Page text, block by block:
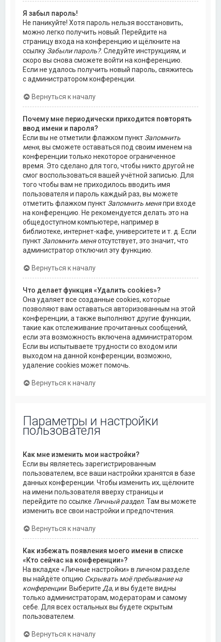
Я забыл пароль!
Не паникуйте! Хотя пароль нельзя восстановить,
можно легко получить новый. Перейдите на
страницу входа на конференцию и щёлкните на
ссылку Забыли пароль?. Следуйте инструкциям, и
скоро вы снова сможете войти на конференцию.
Если не удалось получить новый пароль, свяжитесь
с администратором конференции.
Вернуться к началу
Почему мне периодически приходится повторять
ввод имени и пароля?
Если вы не отметили флажком пункт Запомнить
меня, вы сможете оставаться под своим именем на
конференции только некоторое ограниченное
время. Это сделано для того, чтобы никто другой не
смог воспользоваться вашей учётной записью. Для
того чтобы вам не приходилось вводить имя
пользователя и пароль каждый раз, вы можете
отметить флажком пункт Запомнить меняпри входе
на конференцию. Не рекомендуется делать это на
общедоступном компьютере, например в
библиотеке, интернет-кафе, университете и т. д. Если
пункт Запомнить меняотсутствует, это значит, что
администратор отключил эту функцию.
Вернуться к началу
Что делает функция «Удалить cookies»?
Она удаляет все созданные cookies, которые
позволяют вам оставаться авторизованным на этой
конференции, а также выполняют другие функции,
такие как отслеживание прочитанных сообщений,
если эта возможность включена администратором.
Если вы испытываете трудности со входом или
выходом на данной конференции, возможно,
удаление cookies может помочь.
Вернуться к началу
Параметры и настройки
пользователя
Как мне изменить мои настройки?
Если вы являетесь зарегистрированным
пользователем, все ваши настройки хранятся в базе
данных конференции. Чтобы изменить их, щёлкните
на имени пользователя вверху страницы и
перейдите по ссылке Личный раздел. Там вы можете
изменить все свои настройки и предпочтения.
Вернуться к началу
Как избежать появления моего имени в списке
«Кто сейчас на конференции»?
На вкладке «Личные настройки» в личном разделе
вы найдёте опцию Скрывать моё пребывание на
конференции. Выберите Да, и вы будете видны
только администраторам, модераторам и самому
себе. Для всех остальных вы будете скрытым
пользователем.
Вернуться к началу